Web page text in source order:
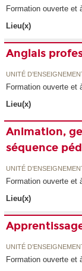
Formation ouverte et
Lieu(x)
Anglais
UNITÉ
Formation ouverte et
Lieu(x)
Animation,
séquence
UNITÉ
Formation ouverte et
Lieu(x)
UNITÉ
Formation ouverte et